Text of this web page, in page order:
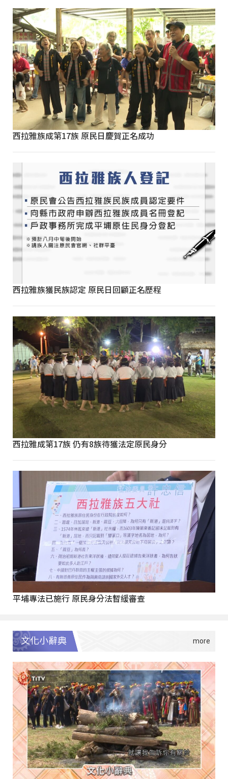
西拉雅族成第17族 原民日慶賀正名成功
西拉雅族獲民族認定 原民日回顧正名歷程
西拉雅成第17族 仍有8族待獲法定原民身分
平埔專法已施行 原民身分法暫緩審查
文化小辭典